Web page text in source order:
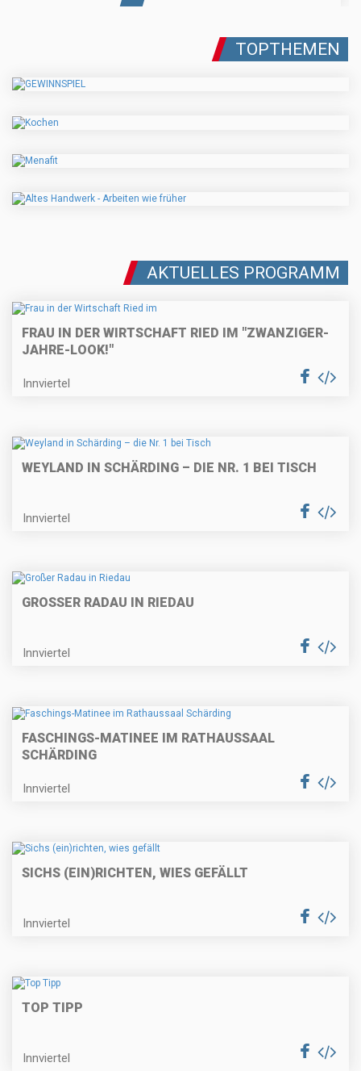
TOPTHEMEN
AKTUELLES PROGRAMM
FRAU IN DER WIRTSCHAFT RIED IM "ZWANZIGER-
JAHRE-LOOK!"
Innviertel
WEYLAND IN SCHÄRDING – DIE NR. 1 BEI TISCH
Innviertel
GROSSER RADAU IN RIEDAU
Innviertel
FASCHINGS-MATINEE IM RATHAUSSAAL
SCHÄRDING
Innviertel
SICHS (EIN)RICHTEN, WIES GEFÄLLT
Innviertel
TOP TIPP
Innviertel